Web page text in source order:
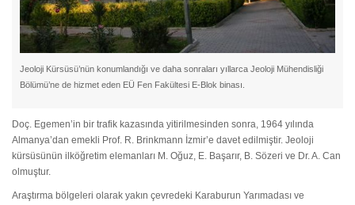
Jeoloji Kürsüsü’nün konumlandığı ve daha sonraları yıllarca Jeoloji Mühendisliği
Bölümü’ne de hizmet eden EÜ Fen Fakültesi E-Blok binası.
Doç. Egemen’in bir trafik kazasında yitirilmesinden sonra, 1964 yılında
Almanya’dan emekli Prof. R. Brinkmann İzmir’e davet edilmiştir. Jeoloji
kürsüsünün ilköğretim elemanları M. Oğuz, E. Başarır, B. Sözeri ve Dr. A. Can
olmuştur.
Araştırma bölgeleri olarak yakın çevredeki Karaburun Yarımadası ve